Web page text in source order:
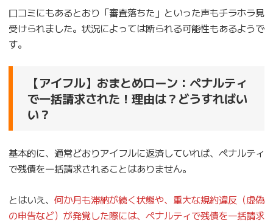
口コミにもあるとおり「審査落ちた」といった声もチラホラ見
受けられました。状況によっては断られる可能性もあるようで
す。
【アイフル】おまとめローン：ペナルティ
で一括請求された！理由は？どうすればい
い？
基本的に、通常どおりアイフルに返済していれば、ペナルティ
で残債を一括請求されることはありません。
とはいえ、 何か月も滞納が続く状態や、重大な規約違反（虚偽
の申告など）が発覚した際には、ペナルティで残債を一括請求